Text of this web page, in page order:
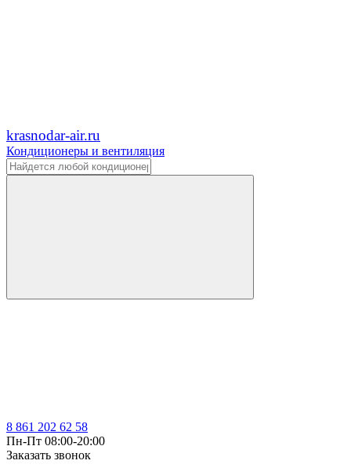
krasnodar-air.ru
Кондиционеры и вентиляция
8 861 202 62 58
Пн-Пт 08:00-20:00
Заказать звонок